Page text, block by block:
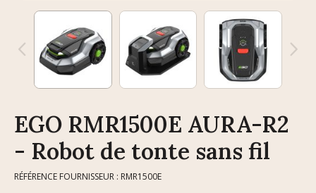
EGO RMR1500E AURA-R2
- Robot de tonte sans fil
RÉFÉRENCE FOURNISSEUR : RMR1500E